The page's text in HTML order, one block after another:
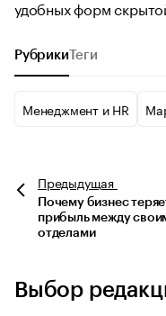
удобных форм
Рубрики Теги
Менеджмент и HR
Предыдущая
Почему бизнес
прибыль между
отделами
Выбор